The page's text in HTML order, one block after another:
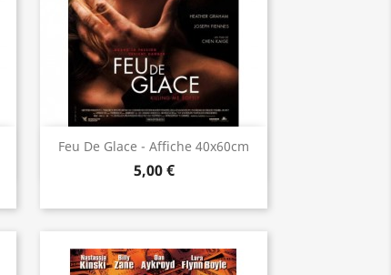
Feu De Glace - Affiche 40x60cm
5,00 €
Aperçu rapide